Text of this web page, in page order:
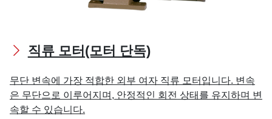
직류 모터(모터 단독)
무단 변속에 가장 적합한 외부 여자 직류 모터입니다. 변속
은 무단으로 이루어지며, 안정적인 회전 상태를 유지하며 변
속할 수 있습니다.